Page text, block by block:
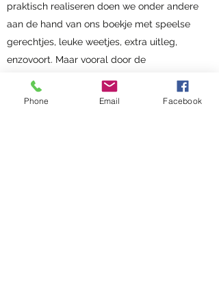
praktisch realiseren doen we onder andere
aan de hand van ons boekje met speelse
gerechtjes, leuke weetjes, extra uitleg,
enzovoort. Maar vooral door de
ondersteuning!
Phone Email Facebook